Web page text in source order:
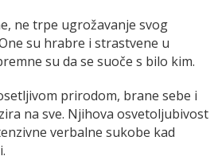
ne trpe ugrožavanje svog
su hrabre i strastvene u
su da se suoče s bilo kim.
prirodom, brane sebe i
na sve. Njihova osvetoljubivost
verbalne sukobe kad